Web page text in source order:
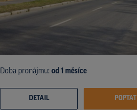
Doba pronájmu: od 1 měsíce
DETAIL POPTAT